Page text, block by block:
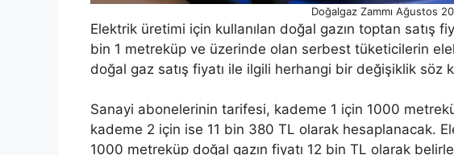
Doğalgaz Zammı Ağustos
Elektrik üretimi için kullanılan doğal gazın toptan satış
bin 1 metreküp ve üzerinde olan serbest tüketicilerin
doğal gaz satış fiyatı ile ilgili herhangi bir değişiklik söz
Sanayi abonelerinin tarifesi, kademe 1 için 1000
kademe 2 için ise 11 bin 380 TL olarak hesaplanacak.
1000 metreküp doğal gazın fiyatı 12 bin TL olarak